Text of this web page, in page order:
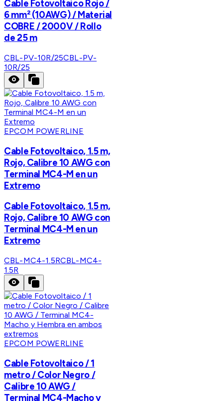
Cable Fotovoltaico Rojo /
6 mm² (10AWG) / Material
COBRE / 2000V / Rollo
de 25 m
CBL-PV-10R/25CBL-PV-
10R/25
EPCOM POWERLINE
Cable Fotovoltaico, 1.5 m,
Rojo, Calibre 10 AWG con
Terminal MC4-M en un
Extremo
Cable Fotovoltaico, 1.5 m,
Rojo, Calibre 10 AWG con
Terminal MC4-M en un
Extremo
CBL-MC4-1.5RCBL-MC4-
1.5R
EPCOM POWERLINE
Cable Fotovoltaico / 1
metro / Color Negro /
Calibre 10 AWG /
Terminal MC4-Macho y